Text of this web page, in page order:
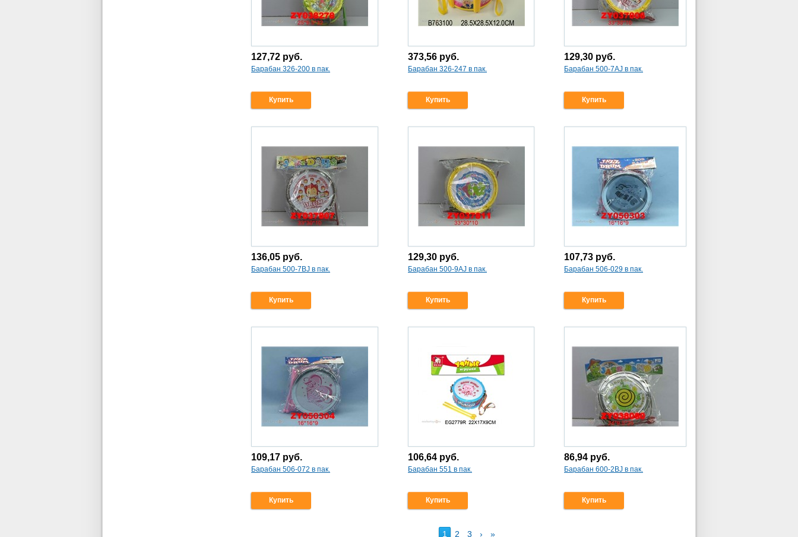
127,72 руб.
Барабан 326-200 в пак.
Купить
373,56 руб.
Барабан 326-247 в пак.
Купить
129,30 руб.
Барабан 500-7AJ в пак.
Купить
136,05 руб.
Барабан 500-7BJ в пак.
Купить
129,30 руб.
Барабан 500-9AJ в пак.
Купить
107,73 руб.
Барабан 506-029 в пак.
Купить
109,17 руб.
Барабан 506-072 в пак.
Купить
106,64 руб.
Барабан 551 в пак.
Купить
86,94 руб.
Барабан 600-2BJ в пак.
Купить
1 2 3 › »